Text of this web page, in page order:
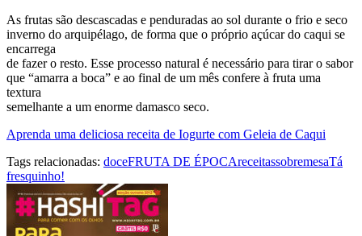
As frutas são descascadas e penduradas ao sol durante o frio e seco
inverno do arquipélago, de forma que o próprio açúcar do caqui se
encarrega
de fazer o resto. Esse processo natural é necessário para tirar o sabor
que “amarra a boca” e ao final de um mês confere à fruta uma
textura
semelhante a um enorme damasco seco.
Aprenda uma deliciosa receita de Iogurte com Geleia de Caqui
Tags relacionadas: doceFRUTA DE ÉPOCAreceitassobremesaTá
fresquinho!